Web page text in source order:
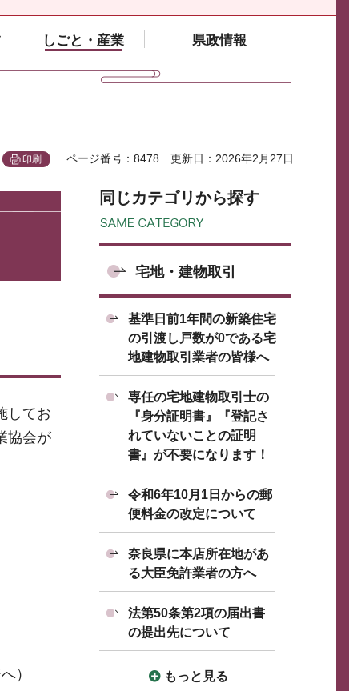
しごと・産業 県政情報
印刷 ページ番号：8478 更新日：2026年2月27日
してお
協会が
）
同じカテゴリから探す
宅地・建物取引
基準日前1年間の新築住宅
の引渡し戸数が0である宅
地建物取引業者の皆様へ
専任の宅地建物取引士の
『身分証明書』『登記さ
れていないことの証明
書』が不要になります！
令和6年10月1日からの郵
便料金の改定について
奈良県に本店所在地があ
る大臣免許業者の方へ
法第50条第2項の届出書
の提出先について
もっと見る